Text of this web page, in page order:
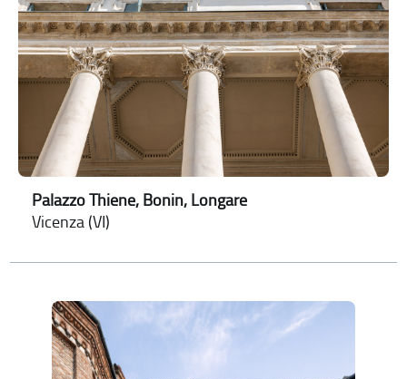
Palazzo Thiene, Bonin, Longare
Vicenza (VI)